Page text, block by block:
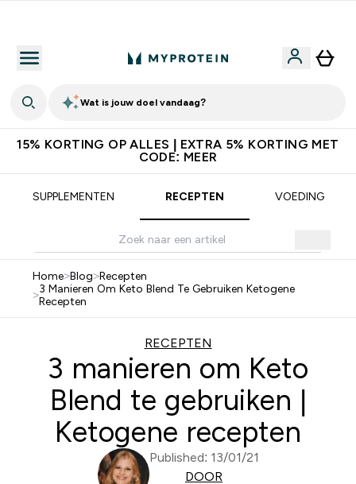
Wat is jouw doel vandaag?
15% KORTING OP ALLES | EXTRA 5% KORTING MET
CODE: MEER
SUPPLEMENTEN RECEPTEN VOEDING
Home>Blog>Recepten
>3 Manieren Om Keto Blend Te Gebruiken Ketogene
Recepten
RECEPTEN
3 manieren om Keto
Blend te gebruiken |
Ketogene recepten
Published: 13/01/21
DOOR